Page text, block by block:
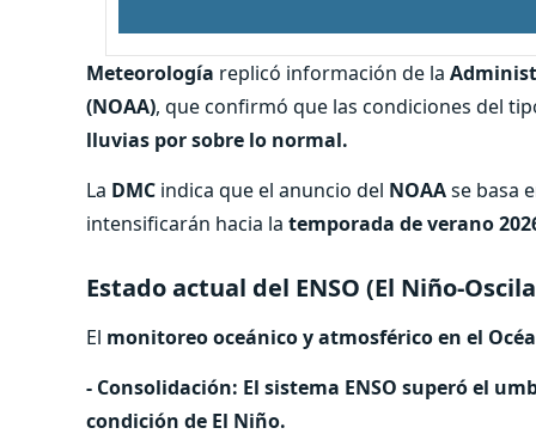
Meteorología replicó información de la
(NOAA), que confirmó que las condiciones del
lluvias por sobre lo normal.
La DMC indica que el anuncio del NOAAse basa
intensificarán hacia la temporada de verano
Estado actual del ENSO (El Niño-
El monitoreo oceánico y atmosférico en el
- Consolidación: El sistema ENSO superó el
condición de El Niño.